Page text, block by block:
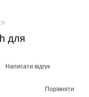
для
Написати відгук
Порівняти